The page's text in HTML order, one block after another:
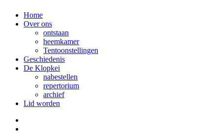
Home
Over ons
ontstaan
heemkamer
Tentoonstellingen
Geschiedenis
De Klopkei
nabestellen
repertorium
archief
Lid worden